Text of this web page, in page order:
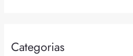
Categorias